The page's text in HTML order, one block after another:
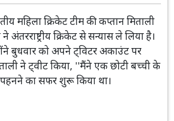
महिला क्रिकेट टीम की कप्तान मिताली
अंतरराष्ट्रीय क्रिकेट से सन्यास ले लिया है।
बुधवार को अपने ट्विटर अकाउंट पर
ने ट्वीट किया, ''मैंने एक छोटी बच्ची के
का सफर शुरू किया था।